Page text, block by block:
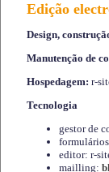
Edição
Design,
Manutenção de
Hospedagem: r-
Tecnologia
gestor de
editor: r-
mailling: